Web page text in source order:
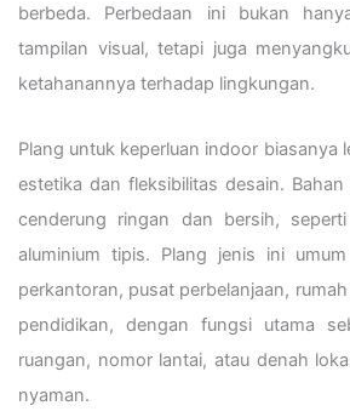
berbeda. Perbedaan ini bukan
tampilan visual, tetapi juga
ketahanannya terhadap lingkungan.
Plang untuk keperluan indoor biasanya
estetika dan fleksibilitas desain.
cenderung ringan dan bersih,
aluminium tipis. Plang jenis ini
perkantoran, pusat perbelanjaan,
pendidikan, dengan fungsi utama
ruangan, nomor lantai, atau denah
nyaman.